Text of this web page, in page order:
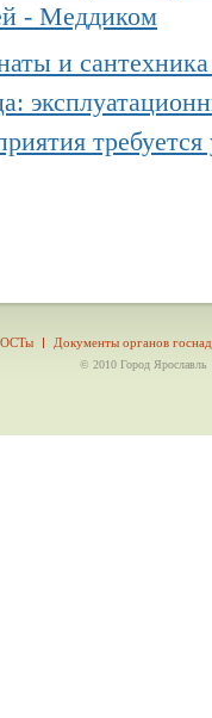
- Меддиком
и
Документы органов
© 2010 Город Ярославль